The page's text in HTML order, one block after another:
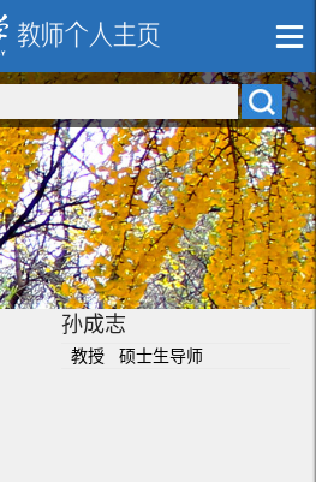
孙成志
教授 硕士生导师